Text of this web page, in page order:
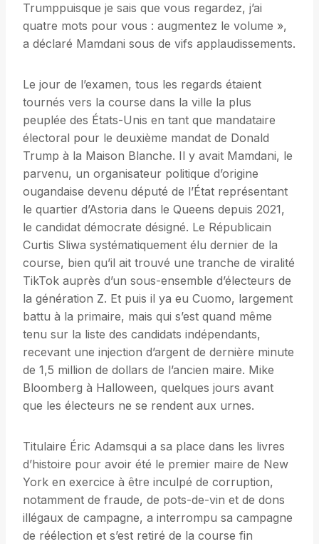
Trumppuisque je sais que vous regardez, j’ai
quatre mots pour vous : augmentez le volume »,
a déclaré Mamdani sous de vifs applaudissements.
Le jour de l’examen, tous les regards étaient
tournés vers la course dans la ville la plus
peuplée des États-Unis en tant que mandataire
électoral pour le deuxième mandat de Donald
Trump à la Maison Blanche. Il y avait Mamdani, le
parvenu, un organisateur politique d’origine
ougandaise devenu député de l’État représentant
le quartier d’Astoria dans le Queens depuis 2021,
le candidat démocrate désigné. Le Républicain
Curtis Sliwa systématiquement élu dernier de la
course, bien qu’il ait trouvé une tranche de viralité
TikTok auprès d’un sous-ensemble d’électeurs de
la génération Z. Et puis il ya eu Cuomo, largement
battu à la primaire, mais qui s’est quand même
tenu sur la liste des candidats indépendants,
recevant une injection d’argent de dernière minute
de 1,5 million de dollars de l’ancien maire. Mike
Bloomberg à Halloween, quelques jours avant
que les électeurs ne se rendent aux urnes.
Titulaire Éric Adamsqui a sa place dans les livres
d’histoire pour avoir été le premier maire de New
York en exercice à être inculpé de corruption,
notamment de fraude, de pots-de-vin et de dons
illégaux de campagne, a interrompu sa campagne
de réélection et s’est retiré de la course fin